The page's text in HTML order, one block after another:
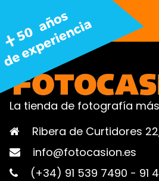
La tienda de fotografía
Ribera de Curtidores
info@fotocasion.es
(+34) 91 539 7490 - 91